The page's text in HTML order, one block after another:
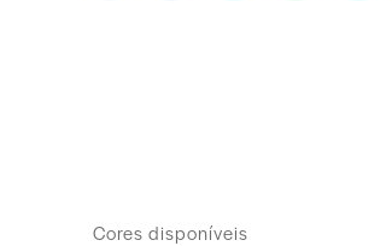
Cores disponíveis